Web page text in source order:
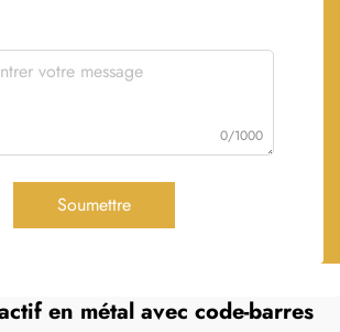
0/1000
Soumettre
en métal avec code-barres